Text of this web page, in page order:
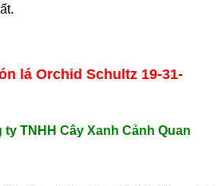
lá Orchid Schultz 19-31-
ty TNHH Cây Xanh Cảnh Quan